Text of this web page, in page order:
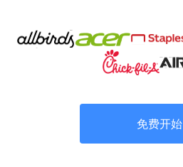
免费开始